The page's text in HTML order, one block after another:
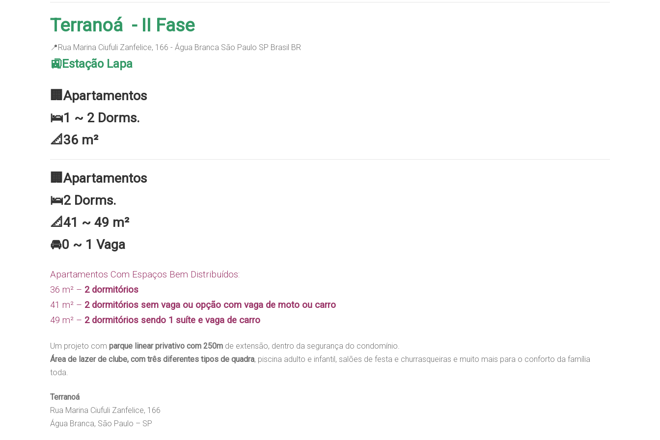
Terranoá - II Fase
📍Rua Marina Ciufuli Zanfelice, 166 - Água Branca São Paulo SP Brasil BR
🚉Estação Lapa
🏢Apartamentos
🛌1 ~ 2 Dorms.
📐36 m²
🏢Apartamentos
🛌2 Dorms.
📐41 ~ 49 m²
🚘0 ~ 1 Vaga
Apartamentos Com Espaços Bem Distribuídos:
36 m² – 2 dormitórios
41 m² – 2 dormitórios sem vaga ou opção com vaga de moto ou carro
49 m² – 2 dormitórios sendo 1 suíte e vaga de carro
Um projeto com parque linear privativo com 250m de extensão, dentro da segurança do condomínio.
Área de lazer de clube, com três diferentes tipos de quadra, piscina adulto e infantil, salões de festa e churrasqueiras e muito mais para o conforto da família
toda.
Terranoá
Rua Marina Ciufuli Zanfelice, 166
Água Branca, São Paulo – SP